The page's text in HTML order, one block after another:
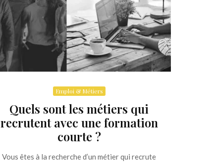
Emploi & Métiers
Quels sont les métiers qui
recrutent avec une formation
courte ?
Vous êtes à la recherche d’un métier qui recrute